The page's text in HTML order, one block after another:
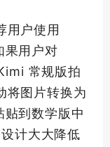
用户使用
果用户对
常规版拍
将图片转换为
到数学版中
计大大降低